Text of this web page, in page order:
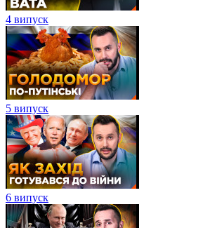
4 випуск
5 випуск
6 випуск